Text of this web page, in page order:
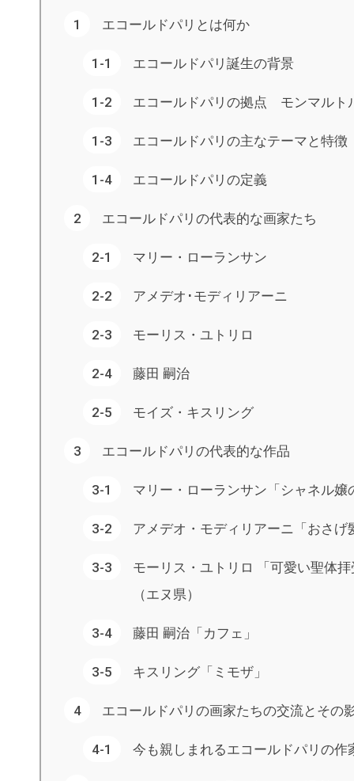
エコールドパリとは何か
エコールドパリ誕生の背景
エコールドパリの拠点 モンマルト
エコールドパリの主なテーマと特徴
エコールドパリの定義
エコールドパリの代表的な画家たち
マリー・ローランサン
アメデオ･モディリアーニ
モーリス・ユトリロ
藤田 嗣治
モイズ・キスリング
エコールドパリの代表的な作品
マリー・ローランサン「シャネル嬢
アメデオ・モディリアーニ「おさげ
モーリス・ユトリロ 「可愛い聖体
（エヌ県）
藤田 嗣治「カフェ」
キスリング「ミモザ」
エコールドパリの画家たちの交流とその
今も親しまれるエコールドパリの作